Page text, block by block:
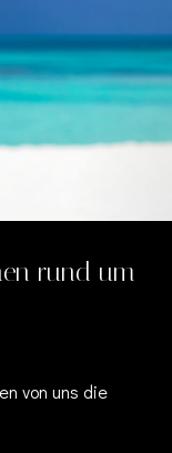
rund um
von uns die